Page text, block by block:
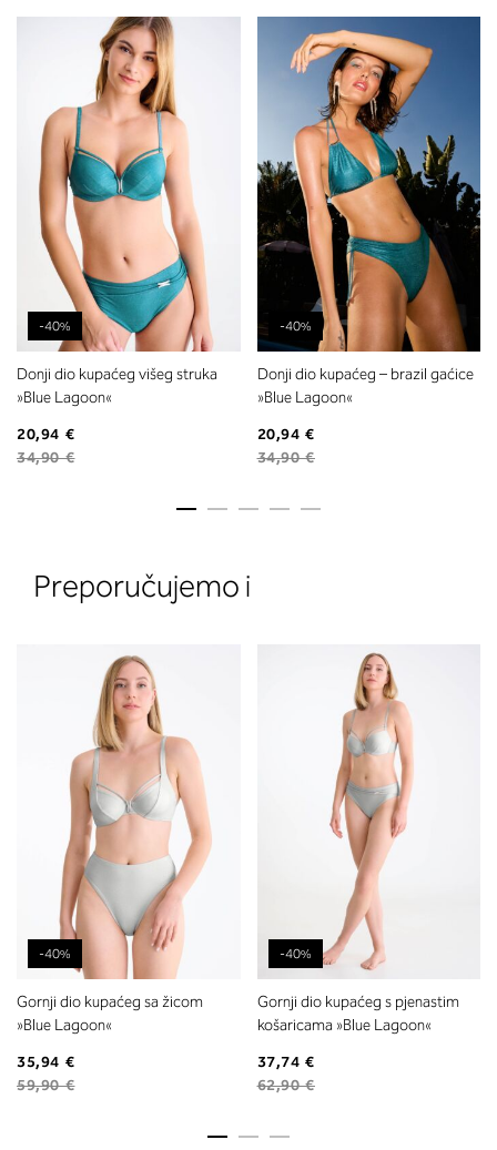
-40%
Donji dio kupaćeg višeg struka
»Blue Lagoon«
20,94 €
34,90 €
-40%
Donji dio kupaćeg – brazil gaćice
»Blue Lagoon«
20,94 €
34,90 €
Preporučujemo i
-40%
Gornji dio kupaćeg sa žicom
»Blue Lagoon«
35,94 €
59,90 €
-40%
Gornji dio kupaćeg s pjenastim
košaricama »Blue Lagoon«
37,74 €
62,90 €
2. Prsni obseg
položite čez hrbet v višini
izreza in čez prsi, v višini bradavic
ustreza vaši meri (A, B …) – iščite v
stolpcu, ki ste ga določili s